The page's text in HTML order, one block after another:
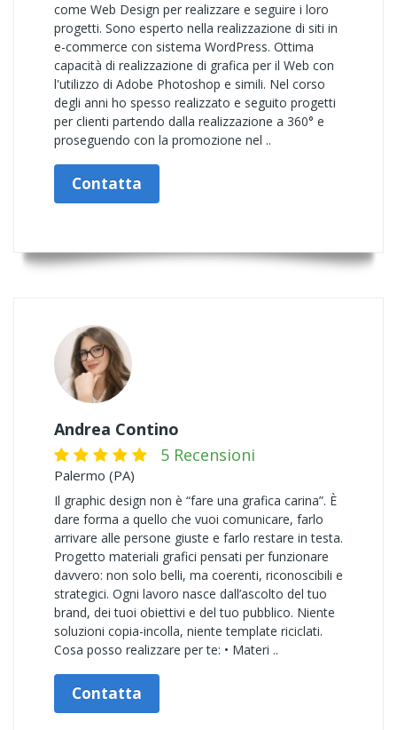
come Web Design per realizzare e seguire i loro
progetti. Sono esperto nella realizzazione di siti in
e-commerce con sistema WordPress. Ottima
capacità di realizzazione di grafica per il Web con
l'utilizzo di Adobe Photoshop e simili. Nel corso
degli anni ho spesso realizzato e seguito progetti
per clienti partendo dalla realizzazione a 360° e
proseguendo con la promozione nel ..
Contatta
Andrea Contino
5 Recensioni
Palermo (PA)
Il graphic design non è “fare una grafica carina”. È
dare forma a quello che vuoi comunicare, farlo
arrivare alle persone giuste e farlo restare in testa.
Progetto materiali grafici pensati per funzionare
davvero: non solo belli, ma coerenti, riconoscibili e
strategici. Ogni lavoro nasce dall’ascolto del tuo
brand, dei tuoi obiettivi e del tuo pubblico. Niente
soluzioni copia-incolla, niente template riciclati.
Cosa posso realizzare per te: • Materi ..
Contatta